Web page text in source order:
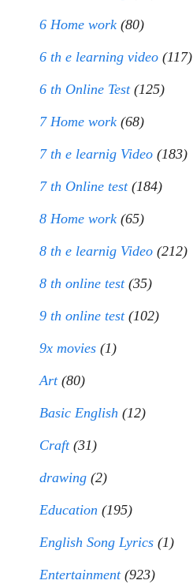
6 Home work (80)
6 th e learning video (117)
6 th Online Test(125)
7 Home work (68)
7 th e learnig Video (183)
7 th Online test(184)
8 Home work (65)
8 th e learnig Video (212)
8 th online test(35)
9 th online test(102)
9x movies (1)
Art(80)
Basic English (12)
Craft(31)
drawing (2)
Education (195)
English Song Lyrics (1)
Entertainment(923)